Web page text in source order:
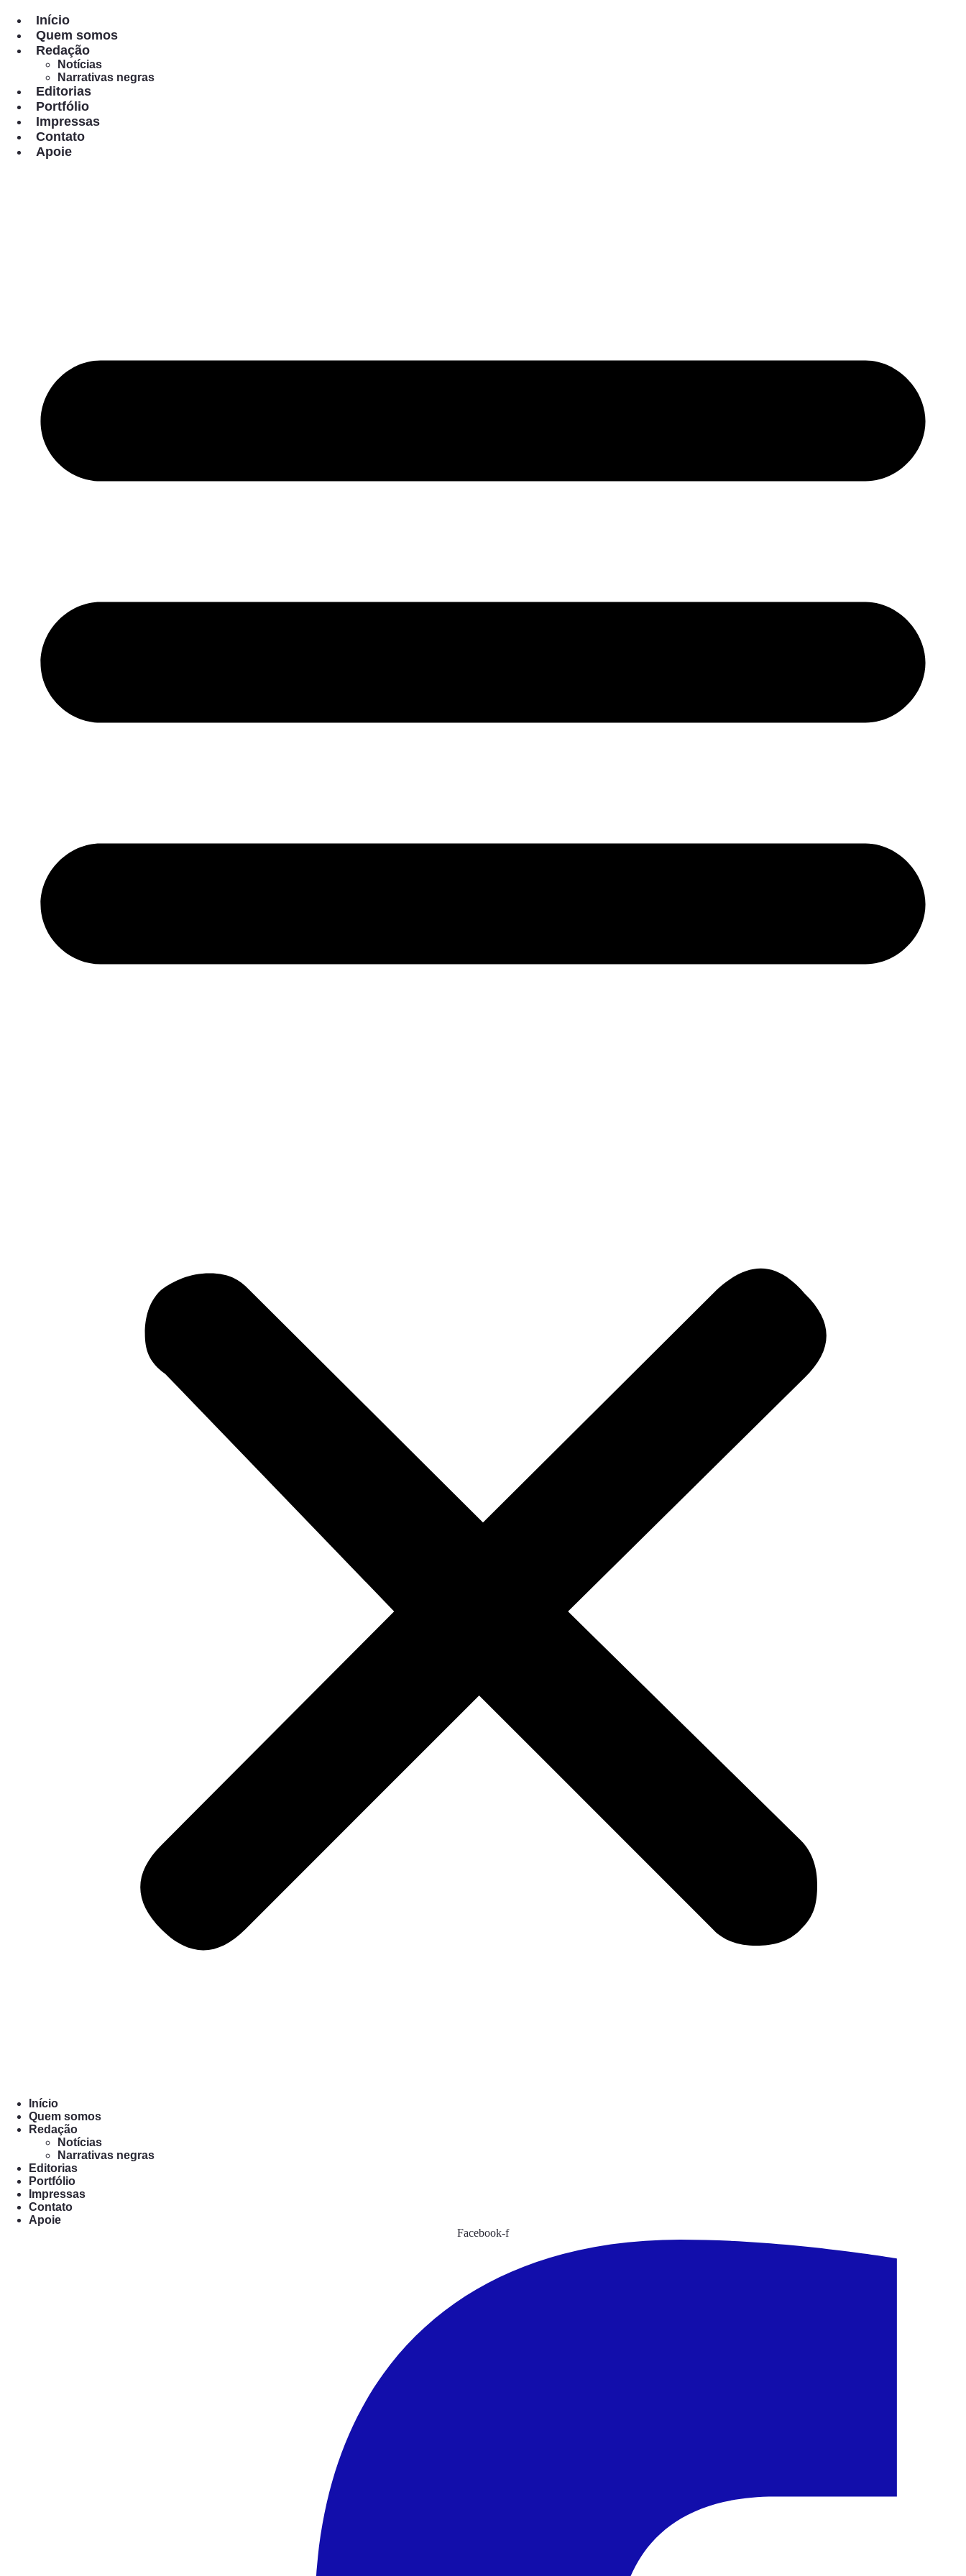
para
conteúdo
Início
Quem somos
Redação
Notícias
Narrativas negras
Editorias
Portfólio
Impressas
Contato
Apoie
Início
Quem somos
Redação
Notícias
Narrativas negras
Editorias
Portfólio
Impressas
Contato
Apoie
Facebook-f